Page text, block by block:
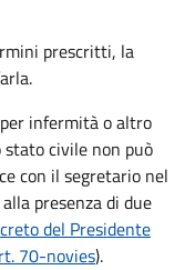
prescritti, la
infermità o altro
civile non può
con il segretario nel
presenza di due
del Presidente
70-novies).